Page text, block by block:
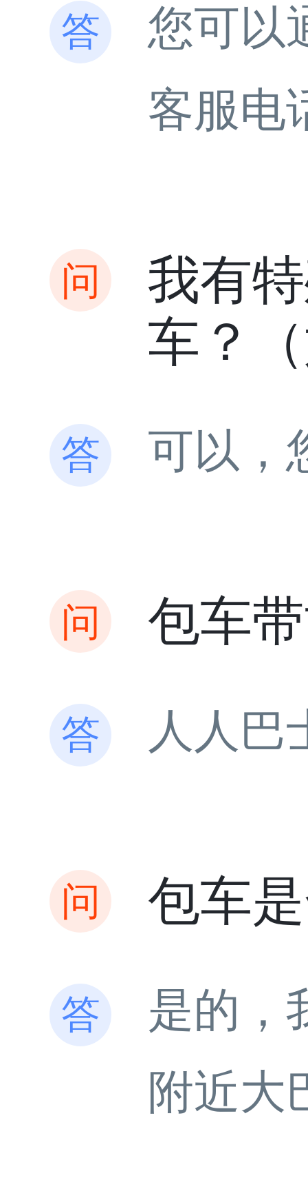
您可以
客服电
我有
车？
可以，
包车
人人巴
包车
是的，
附近大